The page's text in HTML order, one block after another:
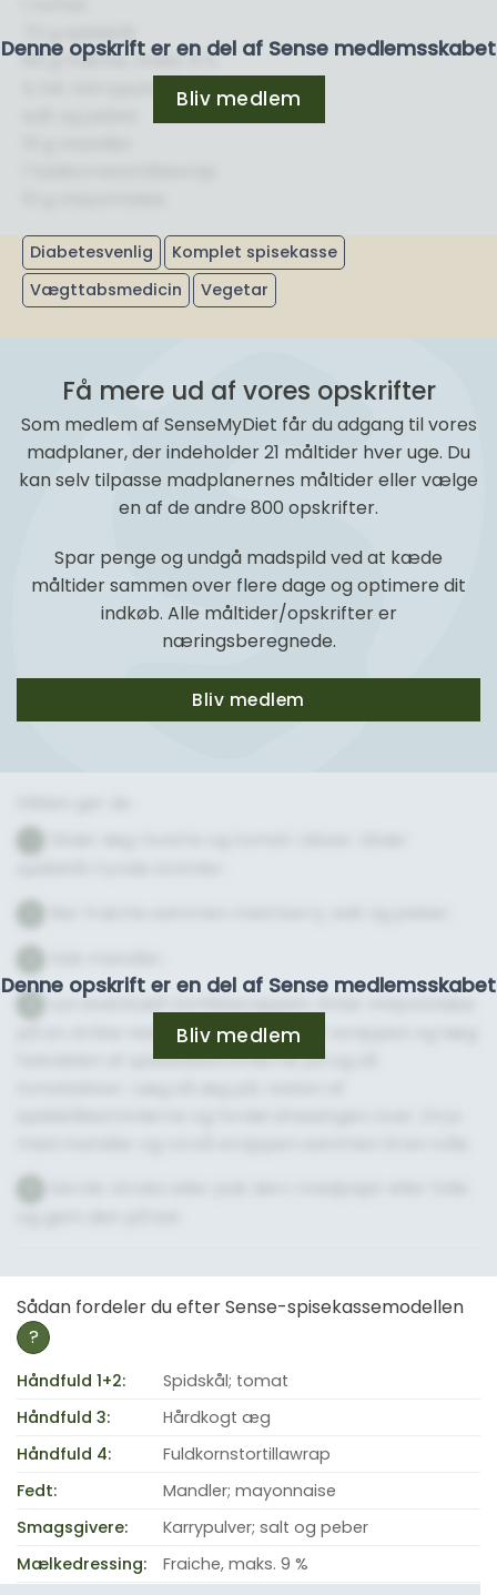
Denne opskrift er en del af Sense medlemsskabet
Bliv medlem
60 g fraiche, maks. 9 %
Diabetesvenlig
Komplet spisekasse
Vægttabsmedicin
Vegetar
Få mere ud af vores opskrifter
Som medlem af SenseMyDiet får du adgang til vores
madplaner, der indeholder 21 måltider hver uge. Du
kan selv tilpasse madplanernes måltider eller vælge
en af de andre 800 opskrifter.
Spar penge og undgå madspild ved at kæde
måltider sammen over flere dage og optimere dit
indkøb. Alle måltider/opskrifter er
næringsberegnede.
Bliv medlem
Denne opskrift er en del af Sense medlemsskabet
Bliv medlem
Lun eventuelt tortillawrappen. Smør mayonnaise
på en stribe ned gennem midten af wrappen og læg
halvdelen af spidskålsstrimlerne på og så
Sådan fordeler du efter Sense-spisekassemodellen
?
Håndfuld 1+2:
Spidskål; tomat
Håndfuld 3:
Hårdkogt æg
Håndfuld 4:
Fuldkornstortillawrap
Fedt:
Mandler; mayonnaise
Smagsgivere:
Karrypulver; salt og peber
Mælkedressing:
Fraiche, maks. 9 %